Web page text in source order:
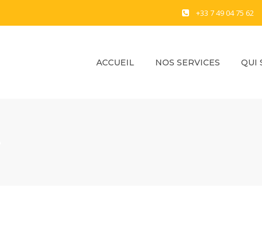
+33 7 49 04 75 62
ACCUEIL NOS SERVICES QUI